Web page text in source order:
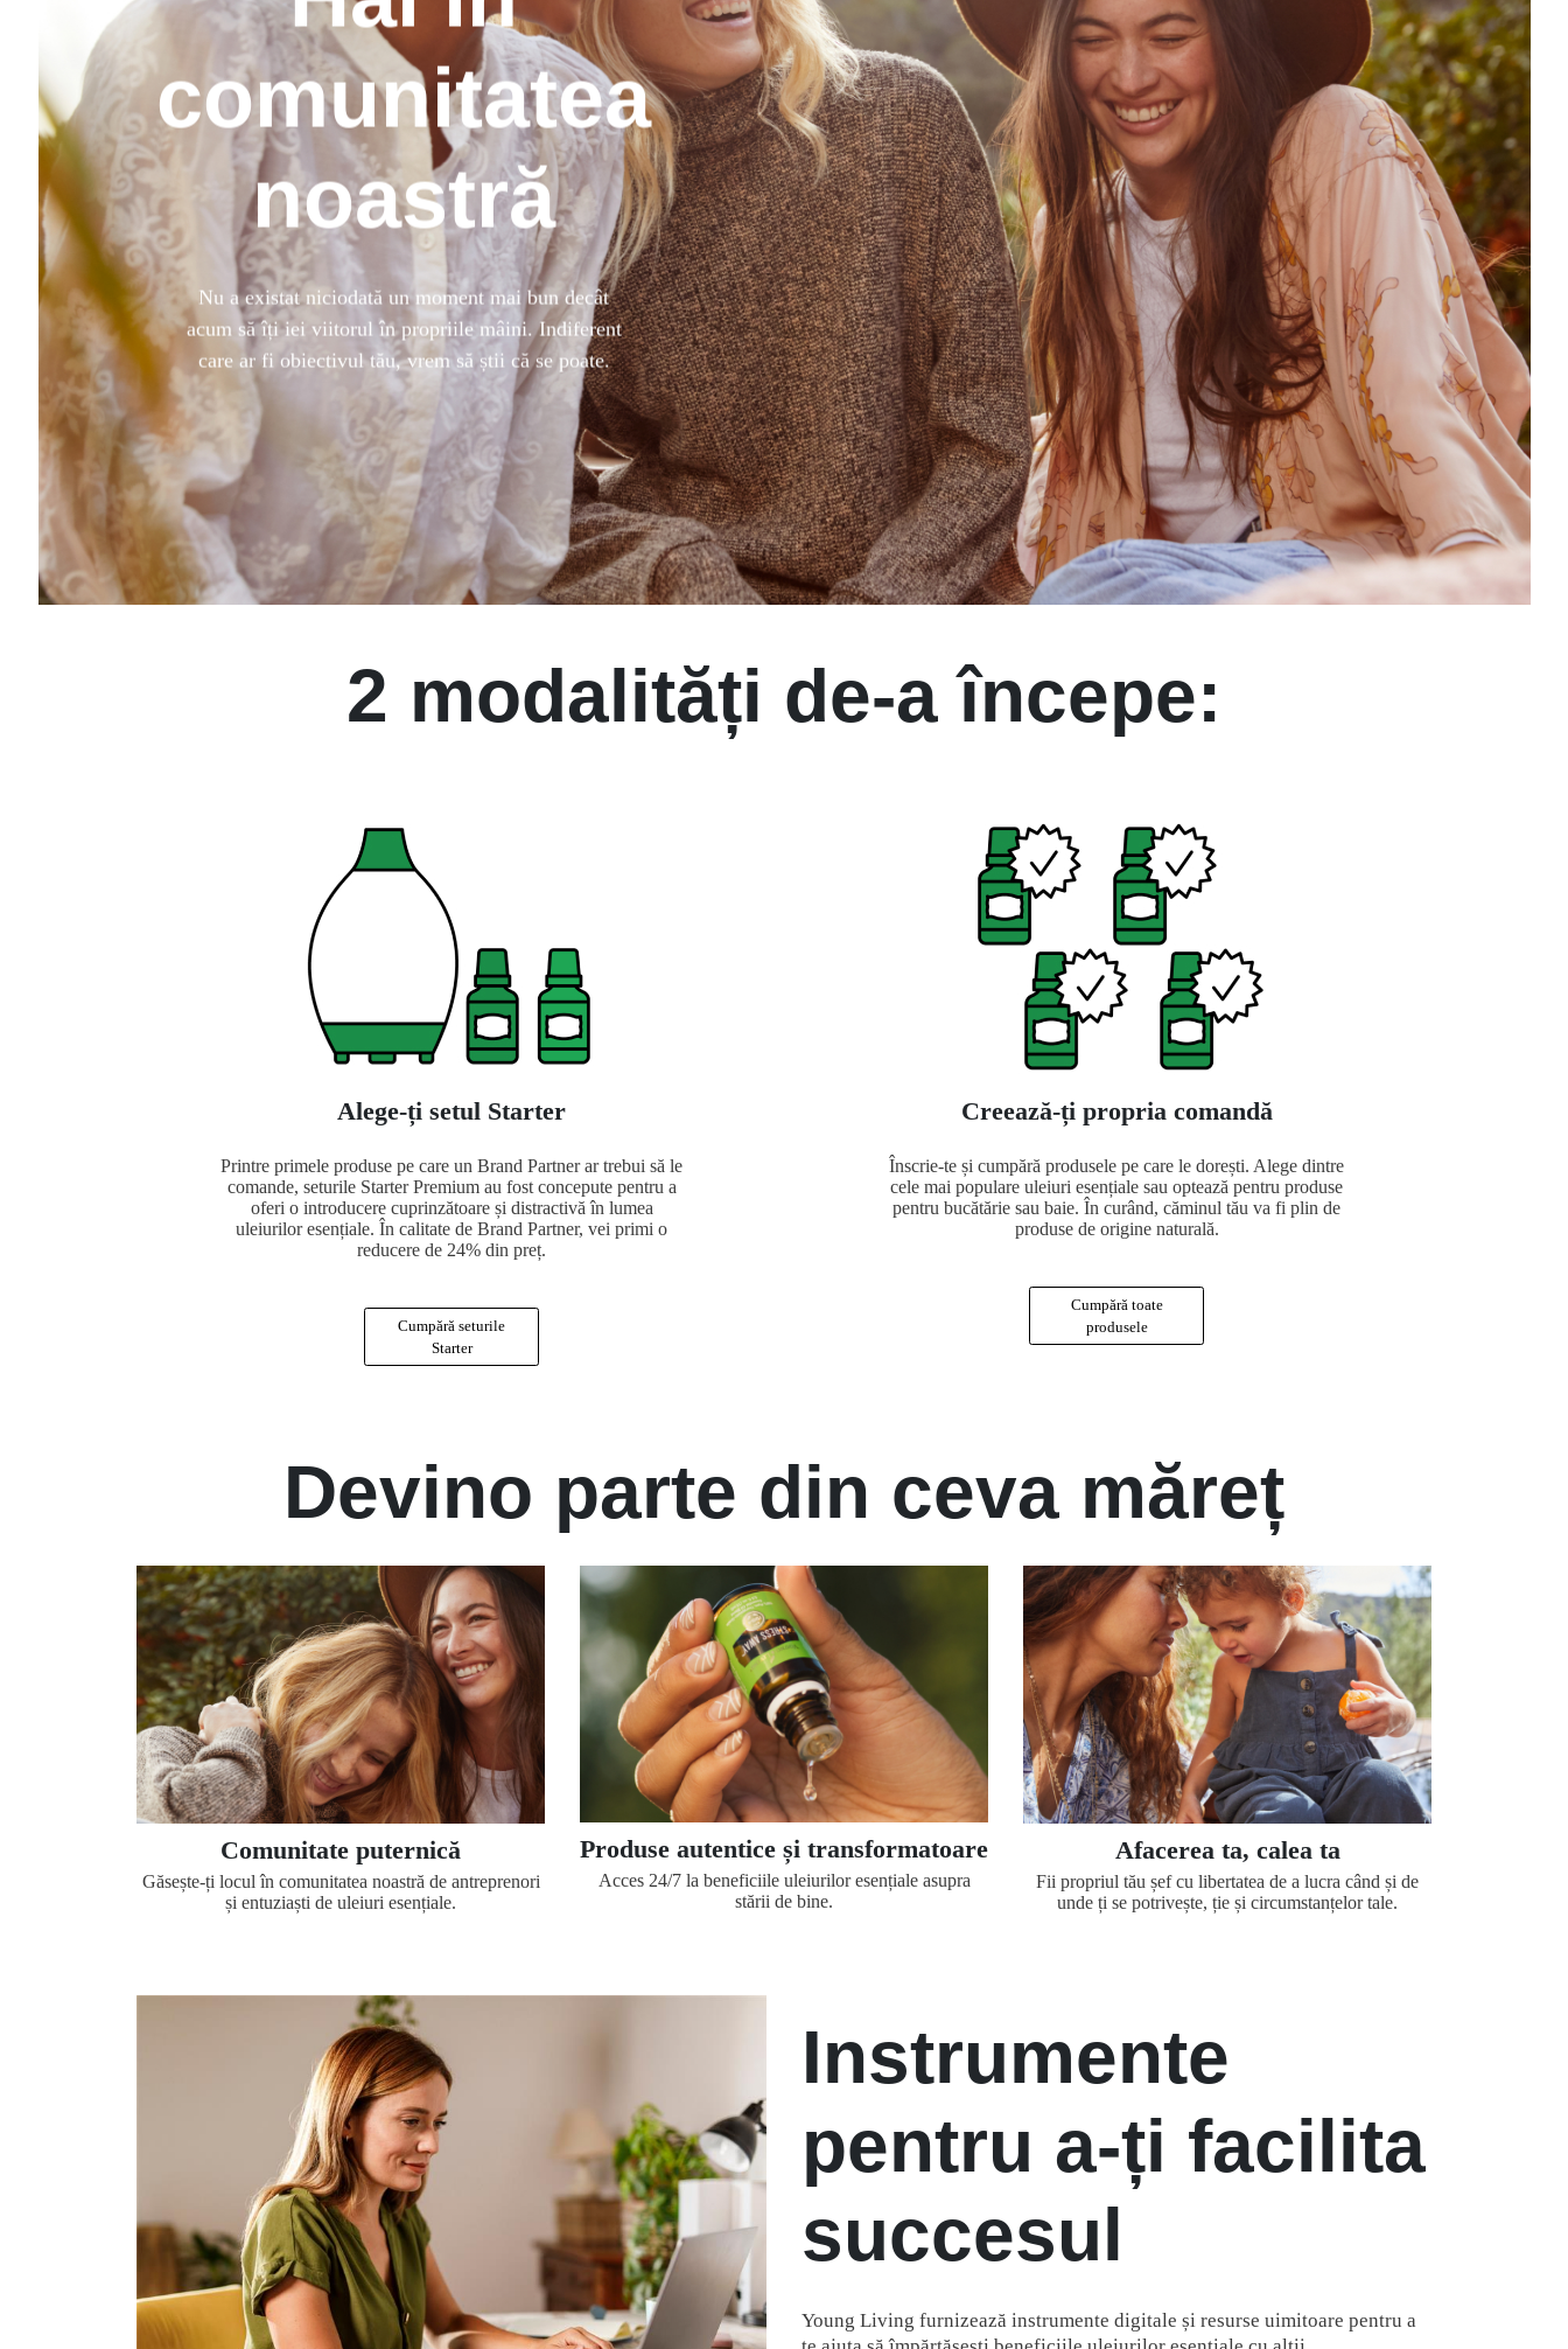
comunitatea
noastră
Nu a existat niciodată un moment mai bun decât
acum să îți iei viitorul în propriile mâini. Indiferent
care ar fi obiectivul tău, vrem să știi că se poate.
2 modalități de-a începe:
Alege-ți setul Starter
Printre primele produse pe care un Brand Partner ar trebui să le
comande, seturile Starter Premium au fost concepute pentru a
oferi o introducere cuprinzătoare și distractivă în lumea
uleiurilor esențiale. În calitate de Brand Partner, vei primi o
reducere de 24% din preț.
Cumpără seturile
Starter
Creează-ți propria comandă
Înscrie-te și cumpără produsele pe care le dorești. Alege dintre
cele mai populare uleiuri esențiale sau optează pentru produse
pentru bucătărie sau baie. În curând, căminul tău va fi plin de
produse de origine naturală.
Cumpără toate
produsele
Devino parte din ceva măreț
Comunitate puternică
Găsește-ți locul în comunitatea noastră de antreprenori
și entuziaști de uleiuri esențiale.
Produse autentice și transformatoare
Acces 24/7 la beneficiile uleiurilor esențiale asupra
stării de bine.
Afacerea ta, calea ta
Fii propriul tău șef cu libertatea de a lucra când și de
unde ți se potrivește, ție și circumstanțelor tale.
Instrumente
pentru a-ți facilita
succesul
Young Living furnizează instrumente digitale și resurse uimitoare pentru a